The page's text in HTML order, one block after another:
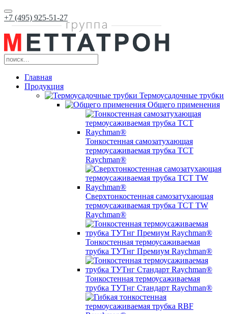
+7 (495) 925-51-27
Главная
Продукция
Термоусадочные трубки
Общего применения
Тонкостенная самозатухающая
термоусаживаемая трубка ТCT
Raychman®
Сверхтонкостенная самозатухающая
термоусаживаемая трубка ТCT TW
Raychman®
Тонкостенная термоусаживаемая
трубка ТУТнг Премиум Raychman®
Тонкостенная термоусаживаемая
трубка ТУТнг Стандарт Raychman®